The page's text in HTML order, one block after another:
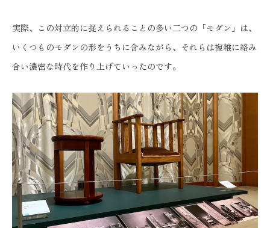
実際、この対立的に捉えられることの多い二つの「モダン」は、
いくつものモダンの形をうちに含みながら、それらは複雑に絡み
合い濃密な時代を作り上げていったのです。